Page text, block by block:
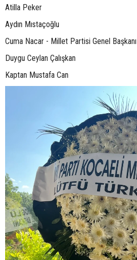
Atilla Peker
Aydın Mıstaçoğlu
Cuma Nacar - Millet Partisi Genel Başkanı
Duygu Ceylan Çalışkan
Kaptan Mustafa Can